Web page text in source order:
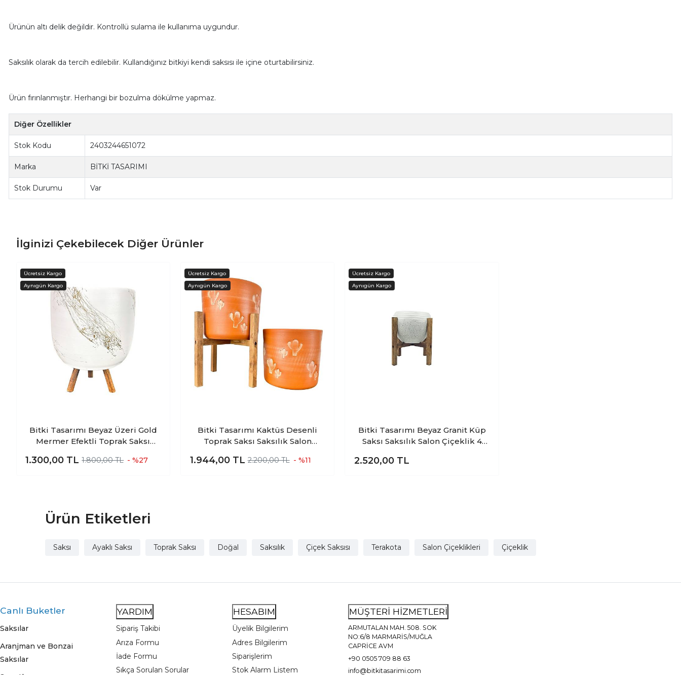
Ürünün altı delik değildir. Kontrollü sulama ile kullanıma uygundur.
Saksılık olarak da tercih edilebilir. Kullandığınız bitkiyi kendi saksısı ile içine oturtabilirsiniz.
Ürün fırınlanmıştır. Herhangi bir bozulma dökülme yapmaz.
Diğer Özellikler
Stok Kodu 2403244651072
Marka BİTKİ TASARIMI
Stok Durumu Var
İlginizi Çekebilecek Diğer Ürünler
Bitki Tasarımı Beyaz Üzeri Gold
Mermer Efektli Toprak Saksı
19 CM
1.300,00 TL 1.800,00 TL - %27
Bitki Tasarımı Kaktüs Desenli
Toprak Saksı Saksılık Salon
Ayaklı- 19 CM
1.944,00 TL 2.200,00 TL - %11
Bitki Tasarımı Beyaz Granit Küp
Saksı Saksılık Salon Çiçeklik 4
2.520,00 TL
Ürün Etiketleri
Saksı Ayaklı Saksı Toprak Saksı Doğal Saksılık Çiçek Saksısı Terakota Salon Çiçeklikleri Çiçeklik
Canlı Buketler
Saksılar
Aranjman ve Bonzai
Saksılar
YARDIM
Sipariş Takibi
Arıza Formu
İade Formu
Sıkça Sorulan Sorular
HESABIM
Üyelik Bilgilerim
Adres Bilgilerim
Siparişlerim
Stok Alarm Listem
MÜŞTERİ HİZMETLERİ
ARMUTALAN MAH. 508. SOK
NO:6/8 MARMARİS/MUĞLA
CAPRİCE AVM
+90 0505 709 88 63
info@bitkitasarimi.com